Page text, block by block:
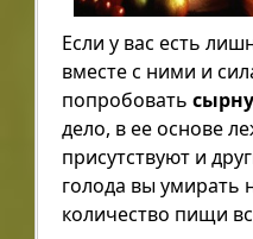
Если у вас есть
вместе с ними и
попробовать
дело, в ее основе
присутствуют и
голода вы умирать
количество пищи